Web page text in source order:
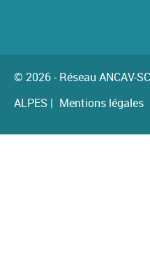
© 2026 - Réseau ANCAV-
ALPES | Mentions légales